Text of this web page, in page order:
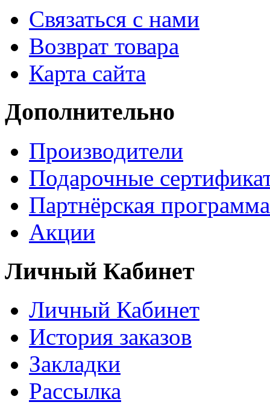
Связаться с нами
Возврат товара
Карта сайта
Дополнительно
Производители
Подарочные
Партнёрская программа
Акции
Личный Кабинет
Личный Кабинет
История заказов
Закладки
Рассылка